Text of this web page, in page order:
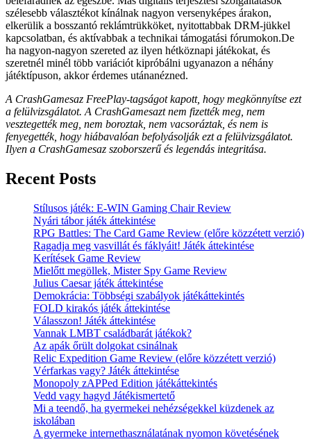
szélesebb választékot kínálnak nagyon versenyképes árakon,
elkerülik a bosszantó reklámtrükköket, nyitottabbak DRM-jükkel
kapcsolatban, és aktívabbak a technikai támogatási fórumokon.De
ha nagyon-nagyon szereted az ilyen hétköznapi játékokat, és
szeretnél minél több variációt kipróbálni ugyanazon a néhány
játéktípuson, akkor érdemes utánanézned.
A CrashGamesaz FreePlay-tagságot kapott, hogy megkönnyítse ezt
a felülvizsgálatot. A CrashGamesazt nem fizették meg, nem
vesztegették meg, nem boroztak, nem vacsoráztak, és nem is
fenyegették, hogy hiábavalóan befolyásolják ezt a felülvizsgálatot.
Ilyen a CrashGamesaz szoborszerű és legendás integritása.
Recent Posts
Stílusos játék: E-WIN Gaming Chair Review
Nyári tábor játék áttekintése
RPG Battles: The Card Game Review (előre közzétett verzió)
Ragadja meg vasvillát és fáklyáit! Játék áttekintése
Kerítések Game Review
Mielőtt megöllek, Mister Spy Game Review
Julius Caesar játék áttekintése
Demokrácia: Többségi szabályok játékáttekintés
FOLD kirakós játék áttekintése
Válasszon! Játék áttekintése
Vannak LMBT családbarát játékok?
Az apák őrült dolgokat csinálnak
Relic Expedition Game Review (előre közzétett verzió)
Vérfarkas vagy? Játék áttekintése
Monopoly zAPPed Edition játékáttekintés
Vedd vagy hagyd Játékismertető
Mi a teendő, ha gyermekei nehézségekkel küzdenek az
iskolában
A gyermeke internethasználatának nyomon követésének